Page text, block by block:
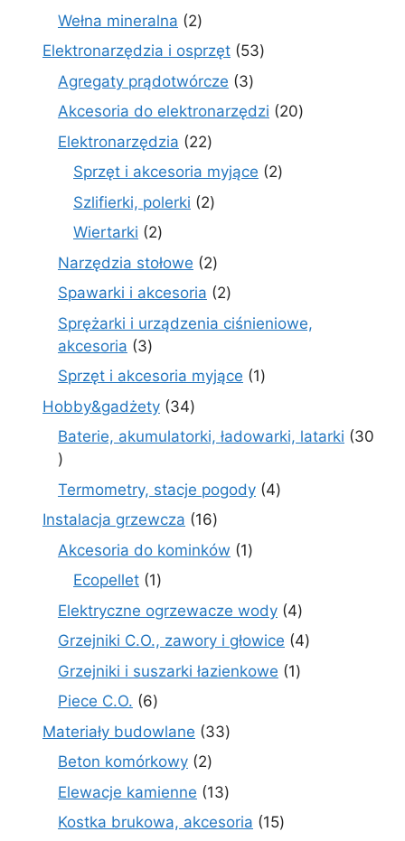
produkt
Wełna mineralna 22
produkty
Elektronarzędzia i osprzęt 5353
Agregaty prądotwórcze 33
produkty
Akcesoria do elektronarzędzi 2020
Elektronarzędzia 2222
produkty
Sprzęt i akcesoria myjące 22
Szlifierki, polerki 22
Wiertarki 22
produkty
Narzędzia stołowe 22
produkty
Spawarki i akcesoria 22
produkty
Sprężarki i urządzenia ciśnieniowe,
akcesoria
33
produkty
Sprzęt i akcesoria myjące 11
Hobby&gadżety 3434
produkty
Baterie, akumulatorki, ładowarki, latarki
30
30
produktów
Termometry, stacje pogody 44
Instalacja grzewcza 1616
produktów
Akcesoria do kominków 11
Ecopellet 11
Elektryczne ogrzewacze wody 44
produkty
Grzejniki C.O., zawory i głowice 44
Grzejniki i suszarki łazienkowe 11
Piece C.O. 66
produktów
Materiały budowlane 3333
Beton komórkowy 22
produkty
Elewacje kamienne 1313
produktów
Kostka brukowa, akcesoria 1515